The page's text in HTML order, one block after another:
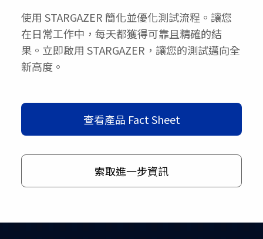
使用 STARGAZER 簡化並優化測試流程。讓您
在日常工作中，每天都獲得可靠且精確的結
果。立即啟用 STARGAZER，讓您的測試邁向全
新高度。
查看產品 Fact Sheet
索取進一步資訊